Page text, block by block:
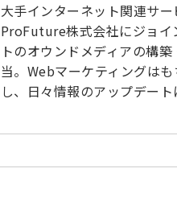
大手インターネット関連サ
ProFuture株式会社にジョイ
トのオウンドメディアの構
当。Webマーケティングは
し、日々情報のアップデート